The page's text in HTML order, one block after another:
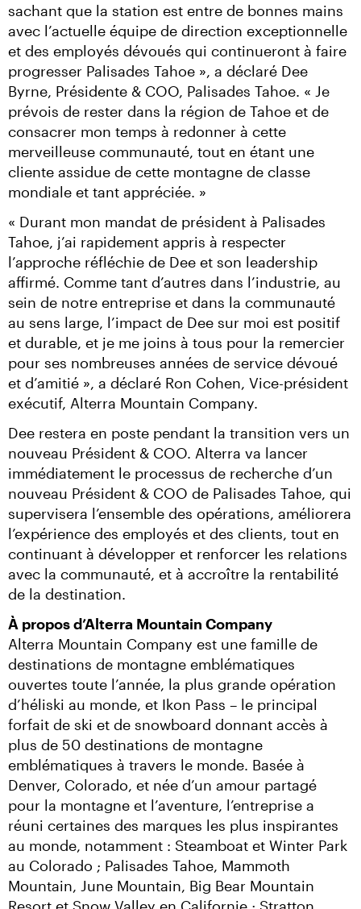
sachant que la station est entre de bonnes mains
avec l’actuelle équipe de direction exceptionnelle
et des employés dévoués qui continueront à faire
progresser Palisades Tahoe », a déclaré Dee
Byrne, Présidente & COO, Palisades Tahoe. « Je
prévois de rester dans la région de Tahoe et de
consacrer mon temps à redonner à cette
merveilleuse communauté, tout en étant une
cliente assidue de cette montagne de classe
mondiale et tant appréciée. »
« Durant mon mandat de président à Palisades
Tahoe, j’ai rapidement appris à respecter
l’approche réfléchie de Dee et son leadership
affirmé. Comme tant d’autres dans l’industrie, au
sein de notre entreprise et dans la communauté
au sens large, l’impact de Dee sur moi est positif
et durable, et je me joins à tous pour la remercier
pour ses nombreuses années de service dévoué
et d’amitié », a déclaré Ron Cohen, Vice-président
exécutif, Alterra Mountain Company.
Dee restera en poste pendant la transition vers un
nouveau Président & COO. Alterra va lancer
immédiatement le processus de recherche d’un
nouveau Président & COO de Palisades Tahoe, qui
supervisera l’ensemble des opérations, améliorera
l’expérience des employés et des clients, tout en
continuant à développer et renforcer les relations
avec la communauté, et à accroître la rentabilité
de la destination.
À propos d’Alterra Mountain Company
Alterra Mountain Company est une famille de
destinations de montagne emblématiques
ouvertes toute l’année, la plus grande opération
d’héliski au monde, et Ikon Pass – le principal
forfait de ski et de snowboard donnant accès à
plus de 50 destinations de montagne
emblématiques à travers le monde. Basée à
Denver, Colorado, et née d’un amour partagé
pour la montagne et l’aventure, l’entreprise a
réuni certaines des marques les plus inspirantes
au monde, notamment : Steamboat et Winter Park
au Colorado ; Palisades Tahoe, Mammoth
Mountain, June Mountain, Big Bear Mountain